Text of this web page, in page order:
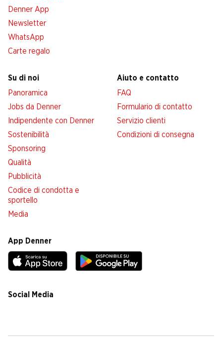
Denner App
Newsletter
WhatsApp
Carte regalo
Su di noi
Panoramica
Jobs da Denner
Indipendente con Denner
Sostenibilità
Sponsoring
Qualità
Pubblicità
Codice di condotta e
sportello
Media
Aiuto e contatto
FAQ
Formulario di contatto
Servizio clienti
Condizioni di consegna
App Denner
Social Media